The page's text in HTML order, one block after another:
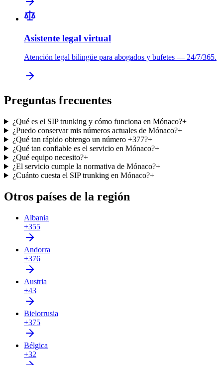
Asistente legal virtual
Atención legal bilingüe para abogados y bufetes — 24/7/365.
Preguntas frecuentes
¿Qué es el SIP trunking y cómo funciona en Mónaco?+
¿Puedo conservar mis números actuales de Mónaco?+
¿Qué tan rápido obtengo un número +377?+
¿Qué tan confiable es el servicio en Mónaco?+
¿Qué equipo necesito?+
¿El servicio cumple la normativa de Mónaco?+
¿Cuánto cuesta el SIP trunking en Mónaco?+
Otros países de la región
Albania
+355
Andorra
+376
Austria
+43
Bielorrusia
+375
Bélgica
+32